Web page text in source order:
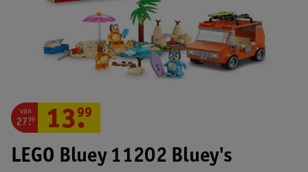
LEGO Bluey 11202 Bluey's
van
27.
99 13.
99